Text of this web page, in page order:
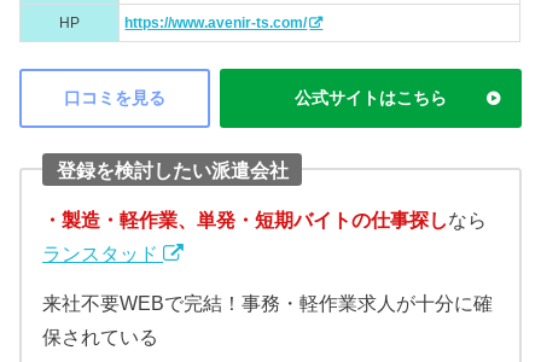
HP https://www.avenir-ts.com/
口コミを見る 公式サイトはこちら
登録を検討したい派遣会社
・製造・軽作業、単発・短期バイトの仕事探しなら
ランスタッド
来社不要WEBで完結！事務・軽作業求人が十分に確
保されている